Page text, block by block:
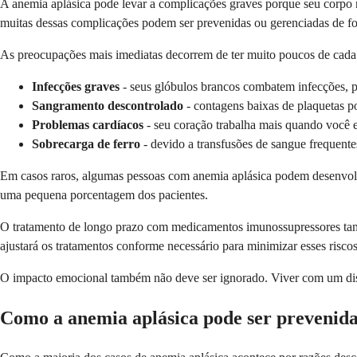
A anemia aplásica pode levar a complicações graves porque seu
muitas dessas complicações podem ser prevenidas ou gerenciadas de
As preocupações mais imediatas decorrem de ter muito poucos de
Infecções graves - seus glóbulos brancos combatem
Sangramento descontrolado - contagens baixas de plaquetas
Problemas cardíacos - seu coração trabalha mais quando
Sobrecarga de ferro - devido a transfusões de sangue
Em casos raros, algumas pessoas com anemia aplásica podem
uma pequena porcentagem dos pacientes.
O tratamento de longo prazo com medicamentos imunossupressores
ajustará os tratamentos conforme necessário para minimizar esses
O impacto emocional também não deve ser ignorado. Viver com um
Como a anemia aplásica pode ser